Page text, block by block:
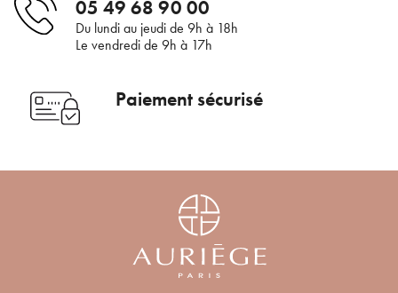
Voulez-vous vraiment supprimer le produit suivant du
panier ?
ANNULER
05 49 68 90 00
Du lundi au jeudi de 9h à 18h
Le vendredi de 9h à 17h
Paiement sécurisé
bénéficier de nos conseils de saison, inscrivez-
vous à notre Newsletter.
communications par e-mail de la part d’Auriège.